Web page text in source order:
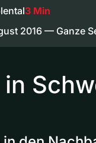
3 Min
2016 — Ganze